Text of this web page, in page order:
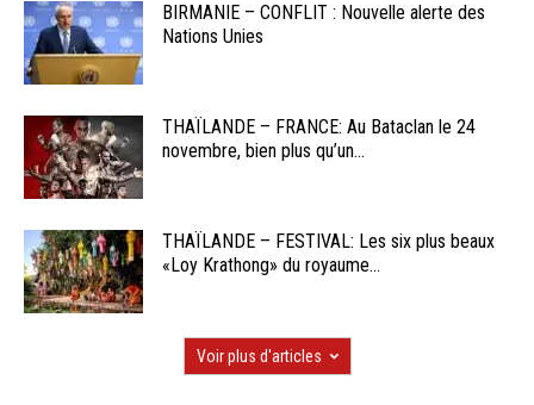
BIRMANIE – CONFLIT : Nouvelle alerte des
Nations Unies
THAÏLANDE – FRANCE: Au Bataclan le 24
novembre, bien plus qu’un...
THAÏLANDE – FESTIVAL: Les six plus beaux
«Loy Krathong» du royaume...
Voir plus d'articles